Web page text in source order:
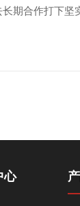
期合作打下坚
心